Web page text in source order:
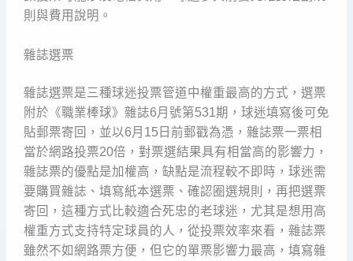
則與費用說明。
雜誌選票
雜誌選票是三種球迷投票管道中權重最高的方式，選票
附於《職業棒球》雜誌6月號第531期，球迷填寫後可免
貼郵票寄回，並以6月15日前郵戳為憑，雜誌票一票相
當於網路投票20倍，對票選結果具有相當高的影響力，
雜誌票的優點是加權高，缺點是流程較不即時，球迷需
要購買雜誌、填寫紙本選票、確認圈選規則，再把選票
寄回，這種方式比較適合死忠的老球迷，尤其是想用高
權重方式支持特定球員的人，從投票效率來看，雜誌票
雖然不如網路票方便，但它的單票影響力最高，填寫雜